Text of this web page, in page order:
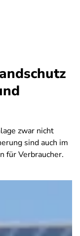
zwar nicht
sind auch im
für Verbraucher.